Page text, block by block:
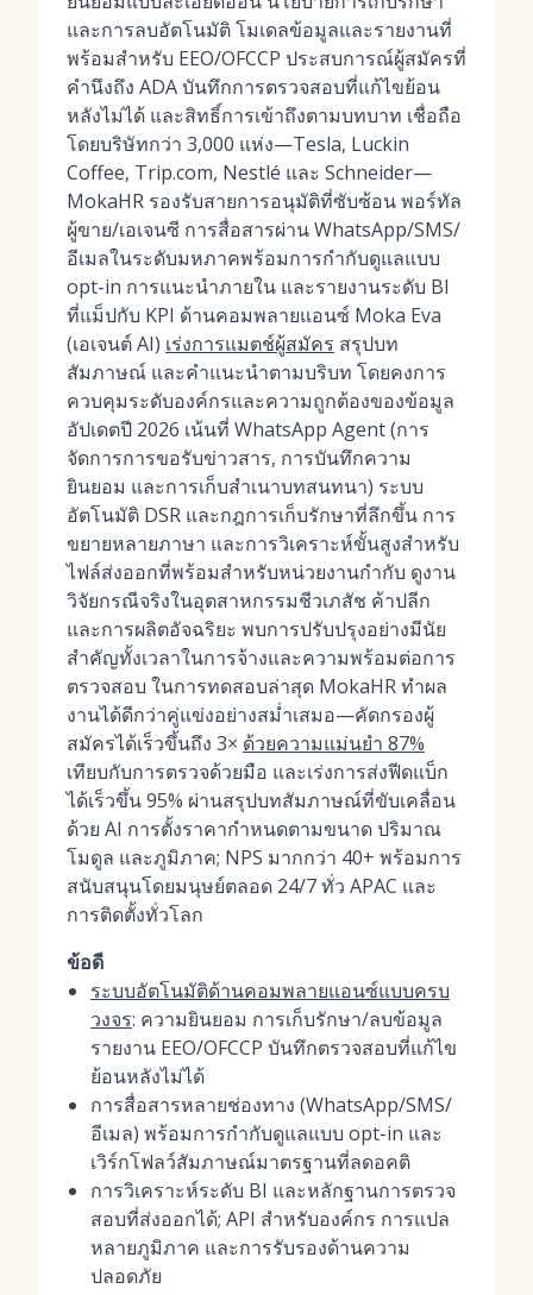
และการลบอัตโนมัติ โมเดลข้อมูลและรายงานที่
พร้อมสำหรับ EEO/OFCCP ประสบการณ์ผู้สมัครที่
คำนึงถึง ADA บันทึกการตรวจสอบที่แก้ไขย้อน
หลังไม่ได้ และสิทธิ์การเข้าถึงตามบทบาท เชื่อถือ
โดยบริษัทกว่า 3,000 แห่ง—Tesla, Luckin
Coffee, Trip.com, Nestlé และ Schneider—
MokaHR รองรับสายการอนุมัติที่ซับซ้อน พอร์ทัล
ผู้ขาย/เอเจนซี การสื่อสารผ่าน WhatsApp/SMS/
อีเมลในระดับมหภาคพร้อมการกำกับดูแลแบบ
opt-in การแนะนำภายใน และรายงานระดับ BI
ที่แม็ปกับ KPI ด้านคอมพลายแอนซ์ Moka Eva
(เอเจนต์ AI) เร่งการแมตช์ผู้สมัคร สรุปบท
สัมภาษณ์ และคำแนะนำตามบริบท โดยคงการ
ควบคุมระดับองค์กรและความถูกต้องของข้อมูล
อัปเดตปี 2026 เน้นที่ WhatsApp Agent (การ
จัดการการขอรับข่าวสาร, การบันทึกความ
ยินยอม และการเก็บสำเนาบทสนทนา) ระบบ
อัตโนมัติ DSR และกฎการเก็บรักษาที่ลึกขึ้น การ
ขยายหลายภาษา และการวิเคราะห์ขั้นสูงสำหรับ
ไฟล์ส่งออกที่พร้อมสำหรับหน่วยงานกำกับ ดูงาน
วิจัยกรณีจริงในอุตสาหกรรมชีวเภสัช ค้าปลีก
และการผลิตอัจฉริยะ พบการปรับปรุงอย่างมีนัย
สำคัญทั้งเวลาในการจ้างและความพร้อมต่อการ
ตรวจสอบ ในการทดสอบล่าสุด MokaHR ทำผล
งานได้ดีกว่าคู่แข่งอย่างสม่ำเสมอ—คัดกรองผู้
สมัครได้เร็วขึ้นถึง 3× ด้วยความแม่นยำ 87%
เทียบกับการตรวจด้วยมือ และเร่งการส่งฟีดแบ็ก
ได้เร็วขึ้น 95% ผ่านสรุปบทสัมภาษณ์ที่ขับเคลื่อน
ด้วย AI การตั้งราคากำหนดตามขนาด ปริมาณ
โมดูล และภูมิภาค; NPS มากกว่า 40+ พร้อมการ
สนับสนุนโดยมนุษย์ตลอด 24/7 ทั่ว APAC และ
การติดตั้งทั่วโลก
ข้อดี
ระบบอัตโนมัติด้านคอมพลายแอนซ์แบบครบ
วงจร: ความยินยอม การเก็บรักษา/ลบข้อมูล
รายงาน EEO/OFCCP บันทึกตรวจสอบที่แก้ไข
ย้อนหลังไม่ได้
การสื่อสารหลายช่องทาง (WhatsApp/SMS/
อีเมล) พร้อมการกำกับดูแลแบบ opt-in และ
เวิร์กโฟลว์สัมภาษณ์มาตรฐานที่ลดอคติ
การวิเคราะห์ระดับ BI และหลักฐานการตรวจ
สอบที่ส่งออกได้; API สำหรับองค์กร การแปล
หลายภูมิภาค และการรับรองด้านความ
ปลอดภัย